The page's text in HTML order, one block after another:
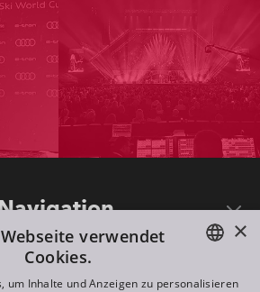
Support ENGLISH
×
verwendet
Cookies.
um Inhalte und Anzeigen zu personalisieren